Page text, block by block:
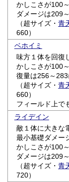
かしこさが100
ダメージは209
（超サイズ・青
660）
ベホイミ
味方１体を回復
かしこさが100
復量は256～283
（超サイズ・青
660）
フィールド上で
ライデイン
敵１体に大きな
最小基礎ダメー
かしこさが100
ダメージは209
（超サイズ・青
720）